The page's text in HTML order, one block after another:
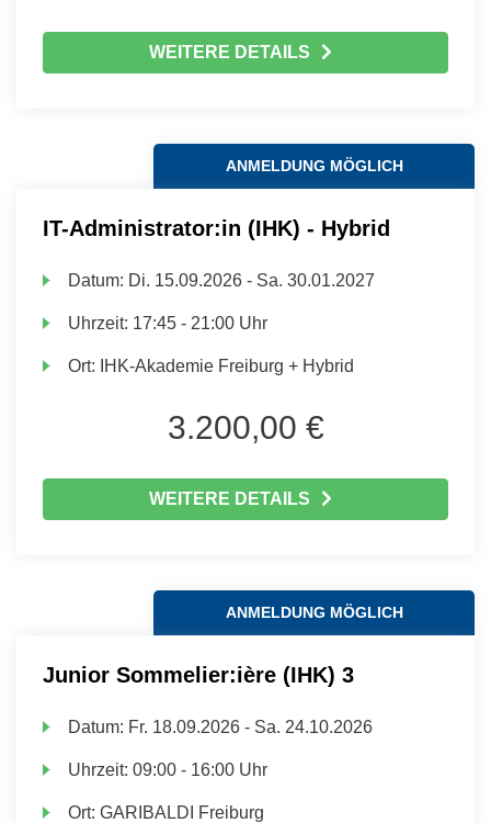
WEITERE DETAILS
ANMELDUNG MÖGLICH
IT-Administrator:in (IHK) - Hybrid
Datum: Di. 15.09.2026 - Sa. 30.01.2027
Uhrzeit: 17:45 - 21:00 Uhr
Ort: IHK-Akademie Freiburg + Hybrid
3.200,00 €
WEITERE DETAILS
ANMELDUNG MÖGLICH
Junior Sommelier:ière (IHK) 3
Datum: Fr. 18.09.2026 - Sa. 24.10.2026
Uhrzeit:09:00 - 16:00 Uhr
Ort:GARIBALDI Freiburg